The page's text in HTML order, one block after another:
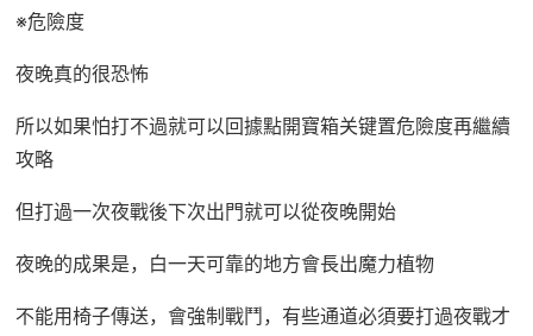
※危險度
夜晚真的很恐怖
所以如果怕打不過就可以回據點開寶箱关键置危險度再繼續
攻略
但打過一次夜戰後下次出門就可以從夜晚開始
夜晚的成果是，白一天可靠的地方會長出魔力植物
不能用椅子傳送，會強制戰鬥，有些通道必須要打過夜戰才